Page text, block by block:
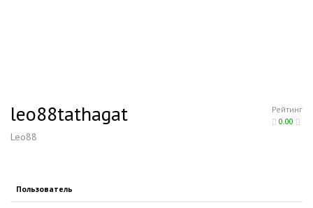
Рейтинг
0.00
leo88tathagat
Leo88
Пользователь